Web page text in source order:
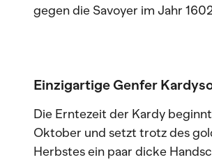
gegen die Savoyer im Jahr
Einzigartige Genfer
Die Erntezeit der Kardy
Oktober und setzt trotz des
Herbstes ein paar dicke